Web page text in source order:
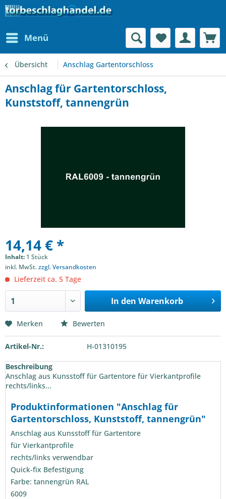
Menü
Übersicht Anschlag Gartentorschloss
Anschlag für Gartentorschloss,
Kunststoff, tannengrün
14,14 € *
Inhalt: 1 Stück
inkl. MwSt.zzgl. Versandkosten
Lieferzeit ca. 5 Tage
In den Warenkorb
Merken Bewerten
Artikel-Nr.: H-01310195
Beschreibung
Anschlag aus Kunsstoff für Gartentore für Vierkantprofile
rechts/links...
Produktinformationen "Anschlag für
Gartentorschloss, Kunststoff, tannengrün"
Anschlag aus Kunsstoff für Gartentore
für Vierkantprofile
rechts/links verwendbar
Quick-fix Befestigung
Farbe: tannengrün RAL